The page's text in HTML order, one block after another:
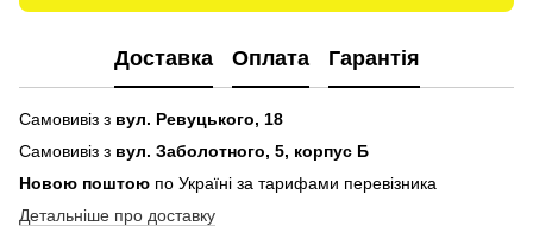
Доставка Оплата Гарантія
Самовивіз з вул. Ревуцького, 18
Самовивіз з вул. Заболотного, 5, корпус Б
Новою поштою по Україні за тарифами перевізника
Детальніше про доставку